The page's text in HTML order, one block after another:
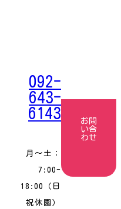
092-
643-
6143
月〜土：
7:00-
18:00（日
祝休園）
お問
い合
わせ